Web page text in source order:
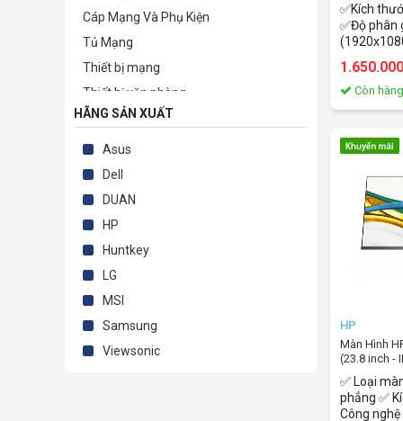
Cáp Mạng Và Phụ Kiện
Tủ Mạng
Thiết bị mạng
Thiết bị văn phòng
Camera giám sát & Phụ kiện
Phần mềm bản quyền
TB lưu trữ-bảo mật-kỹ thuật số
Thiết bị nghe nhìn & Giải trí
Điện tử - Điện lạnh
Phụ kiện
Thiết Bị Sức Khỏe
HÃNG SẢN XUẤT
Asus
Dell
DUAN
HP
Huntkey
LG
MSI
Samsung
Viewsonic
✅Kích
✅Độ phân
✅Thời
lệ khung
Còn hàng
HP
Màn Hình
(23.8 inch -
✅ Loại
phẳng ✅
Công nghệ